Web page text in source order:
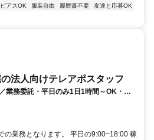
ピアスOK 服装自由 履歴書不要
友達と応募OK
の法人向けテレアポスタッフ
業務委託・平日のみ1日1時間～OK・成
の業務となります。 平日の9:00~18:00 稼